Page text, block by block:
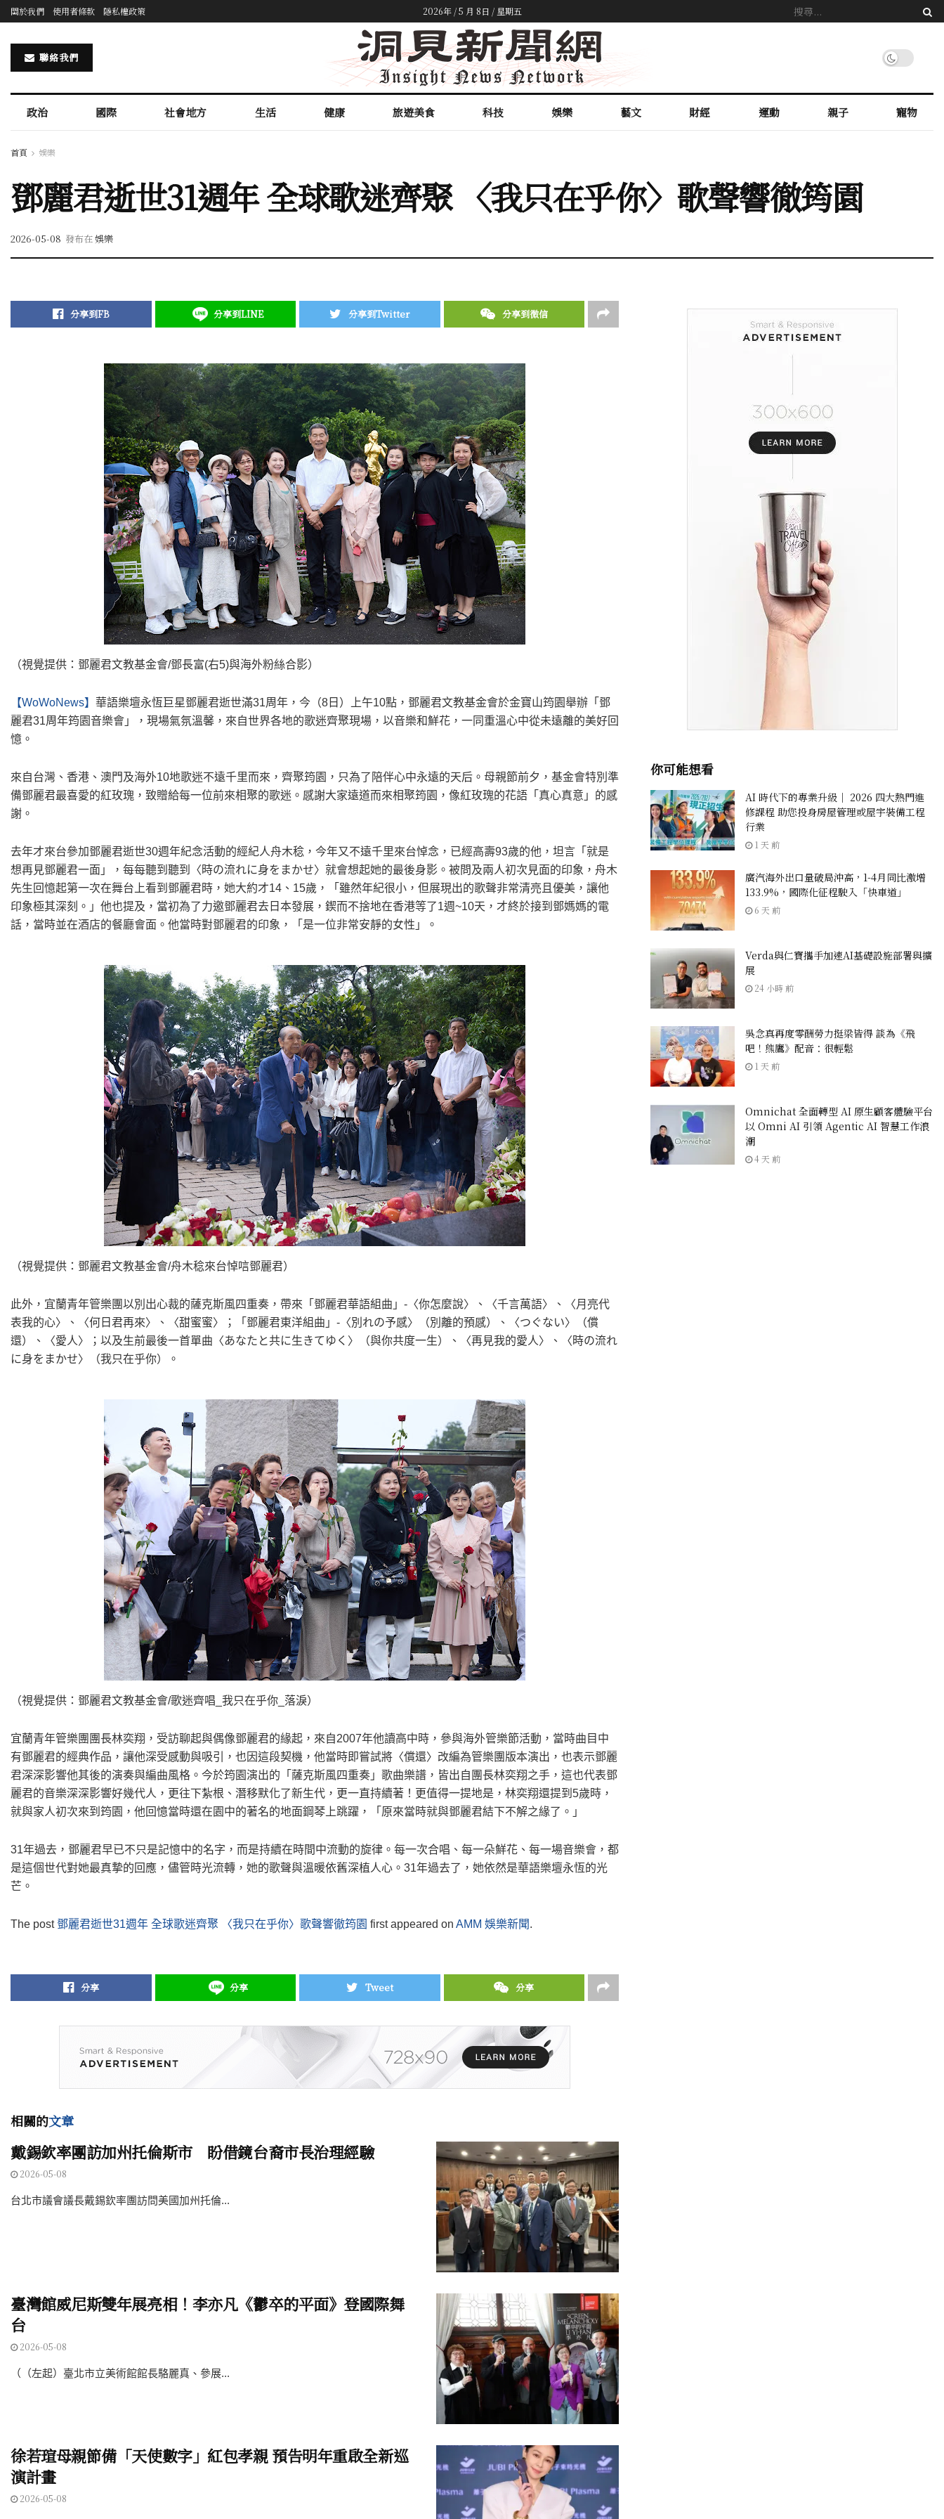
關於我們 使用者條款 隱私權政策 2026年 / 5 月 8日 / 星期五
聯絡我們
政治 國際 社會地方 生活 健康 旅遊美食 科技 娛樂 藝文 財經 運動 親子 寵物
首頁 娛樂
鄧麗君逝世31週年 全球歌迷齊聚 〈我只在乎你〉歌聲響徹筠園
2026-05-08 發布在娛樂
分享到FB 分享到LINE 分享到Twitter 分享到微信
（視覺提供：鄧麗君文教基金會/鄧長富(右5)與海外粉絲合影）
【WoWoNews】 華語樂壇永恆巨星鄧麗君逝世滿31周年，今（8日）上午10點，鄧麗君文教基金會於金寶山筠園舉辦「鄧
麗君31周年筠園音樂會」，現場氣氛溫馨，來自世界各地的歌迷齊聚現場，以音樂和鮮花，一同重溫心中從未遠離的美好回
憶。
來自台灣、香港、澳門及海外10地歌迷不遠千里而來，齊聚筠園，只為了陪伴心中永遠的天后。母親節前夕，基金會特別準
備鄧麗君最喜愛的紅玫瑰，致贈給每一位前來相聚的歌迷。感謝大家遠道而來相聚筠園，像紅玫瑰的花語「真心真意」的感
謝。
去年才來台參加鄧麗君逝世30週年紀念活動的經紀人舟木稔，今年又不遠千里來台悼念，已經高壽93歲的他，坦言「就是
想再見鄧麗君一面」，每每聽到聽到〈時の流れに身をまかせ〉就會想起她的最後身影。被問及兩人初次見面的印象，舟木
先生回憶起第一次在舞台上看到鄧麗君時，她大約才14、15歲，「雖然年紀很小，但展現出的歌聲非常清亮且優美，讓他
印象極其深刻。」他也提及，當初為了力邀鄧麗君去日本發展，鍥而不捨地在香港等了1週~10天，才終於接到鄧媽媽的電
話，當時並在酒店的餐廳會面。他當時對鄧麗君的印象，「是一位非常安靜的女性」。
（視覺提供：鄧麗君文教基金會/舟木稔來台悼唁鄧麗君）
此外，宜蘭青年管樂團以別出心裁的薩克斯風四重奏，帶來「鄧麗君華語組曲」-〈你怎麼說〉、〈千言萬語〉、〈月亮代
表我的心〉、〈何日君再來〉、〈甜蜜蜜〉；「鄧麗君東洋組曲」-〈別れの予感〉（別離的預感）、〈つぐない〉（償
還）、〈愛人〉；以及生前最後一首單曲〈あなたと共に生きてゆく〉（與你共度一生）、〈再見我的愛人〉、〈時の流れ
に身をまかせ〉（我只在乎你）。
（視覺提供：鄧麗君文教基金會/歌迷齊唱_我只在乎你_落淚）
宜蘭青年管樂團團長林奕翔，受訪聊起與偶像鄧麗君的緣起，來自2007年他讀高中時，參與海外管樂節活動，當時曲目中
有鄧麗君的經典作品，讓他深受感動與吸引，也因這段契機，他當時即嘗試將〈償還〉改編為管樂團版本演出，也表示鄧麗
君深深影響他其後的演奏與編曲風格。今於筠園演出的「薩克斯風四重奏」歌曲樂譜，皆出自團長林奕翔之手，這也代表鄧
麗君的音樂深深影響好幾代人，更往下紮根、潛移默化了新生代，更一直持續著！更值得一提地是，林奕翔還提到5歲時，
就與家人初次來到筠園，他回憶當時還在園中的著名的地面鋼琴上跳躍，「原來當時就與鄧麗君結下不解之緣了。」
31年過去，鄧麗君早已不只是記憶中的名字，而是持續在時間中流動的旋律。每一次合唱、每一朵鮮花、每一場音樂會，都
是這個世代對她最真摯的回應，儘管時光流轉，她的歌聲與溫暖依舊深植人心。31年過去了，她依然是華語樂壇永恆的光
芒。
The post鄧麗君逝世31週年 全球歌迷齊聚 〈我只在乎你〉歌聲響徹筠園 first appeared on AMM 娛樂新聞.
分享 分享 Tweet 分享
相關的文章
戴錫欽率團訪加州托倫斯市 盼借鏡台裔市長治理經驗
2026-05-08
台北市議會議長戴錫欽率團訪問美國加州托倫...
臺灣館威尼斯雙年展亮相！李亦凡《鬱卒的平面》登國際舞
台
2026-05-08
（（左起）臺北市立美術館館長駱麗真、參展...
徐若瑄母親節備「天使數字」紅包孝親 預告明年重啟全新巡
演計畫
2026-05-08
你可能想看
AI 時代下的專業升級｜ 2026 四大熱門進
修課程 助您投身房屋管理或屋宇裝備工程
行業
1 天 前
廣汽海外出口量破局沖高，1-4月同比激增
133.9%，國際化征程駛入「快車道」
6 天 前
Verda與仁寶攜手加速AI基礎設施部署與擴
展
24 小時 前
吳念真再度零酬勞力挺梁皆得 談為《飛
吧！熊鷹》配音：很輕鬆
1 天 前
Omnichat 全面轉型 AI 原生顧客體驗平台
以 Omni AI 引領 Agentic AI 智慧工作浪
潮
4 天 前